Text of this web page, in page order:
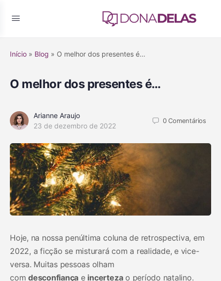
Início » Blog » O melhor dos presentes é…
O melhor dos presentes é…
Arianne Araujo
23 de dezembro de 2022
0Comentários
Hoje, na nossa penúltima coluna de retrospectiva, em
2022, a ficção se misturará com a realidade, e vice-
versa. Muitas pessoas olham
comdesconfiança e incertezao período natalino.